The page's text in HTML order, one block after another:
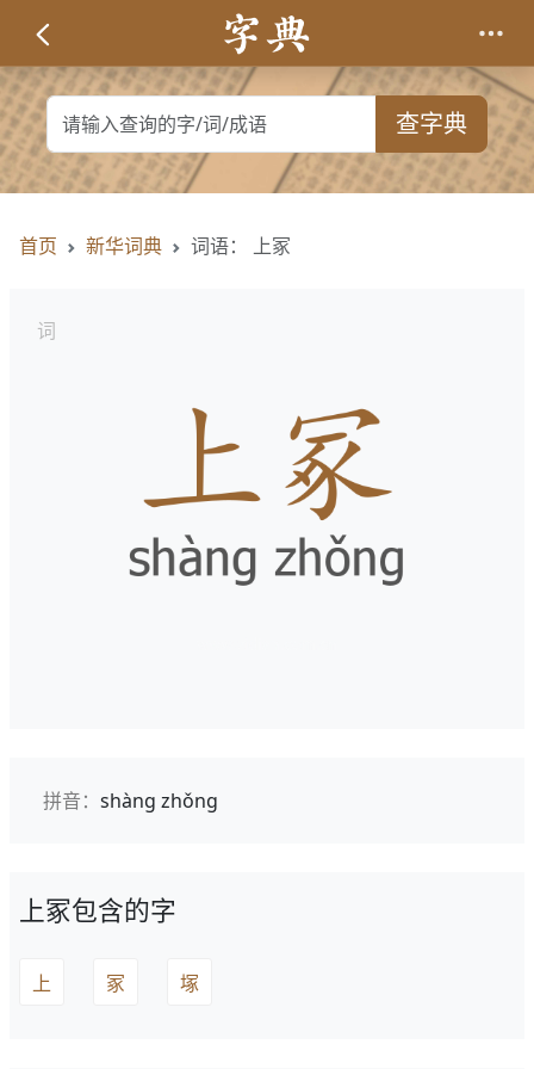
查字典
首页 新华词典 词语： 上冢
词
拼音： shàng zhǒng
上冢包含的字
上 冢 塚